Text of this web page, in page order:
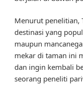
Menurut penelitian,
destinasi yang
maupun
mekar di taman ini
dan ingin kembali
seorang peneliti